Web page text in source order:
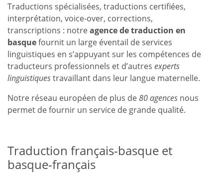
Traductions spécialisées, traductions certifiées,
interprétation, voice-over, corrections,
transcriptions : notreagence de traduction en
basquefournit un large éventail de services
linguistiques en s’appuyant sur les compétences de
traducteurs professionnels et d’autres experts
linguistiquestravaillant dans leur langue maternelle.
Notre réseau européen de plus de80 agences nous
permet de fournir un service de grande qualité.
Traduction français-basque et
basque-français